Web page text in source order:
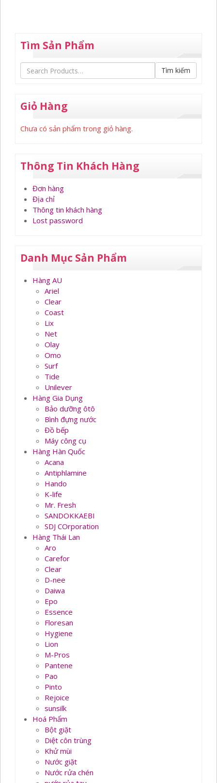
Tìm Sản Phẩm
Tìm kiếm
Giỏ Hàng
Chưa có sản phẩm trong giỏ hàng.
Thông Tin Khách Hàng
Đơn hàng
Địa chỉ
Thông tin khách hàng
Lost password
Danh Mục Sản Phẩm
Hàng AU
Ariel
Clear
Coast
Lix
Net
Olay
Omo
Surf
Tide
Unilever
Hàng Gia Dụng
Bảo dưỡng ôtô
Bình đựng nước
Đồ bếp
Máy công cụ
Hàng Hàn Quốc
Acana
Antiphlamine
Hando
K-life
Mr. Fresh
SANDOKKAEBI
SDJ COrporation
Hàng Thái Lan
Aro
Carefor
Clear
D-nee
Daiwa
Epo
Essence
Floresan
Hygiene
Lion
M-Pros
Pantene
Pao
Pinto
Rejoice
sunsilk
Hoá Phẩm
Bột giặt
Diệt côn trùng
Khử mùi
Nước giặt
Nước rửa chén